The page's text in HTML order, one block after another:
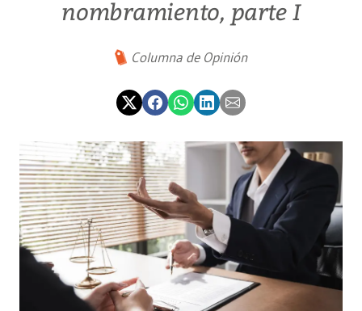
nombramiento, parte I
Columna de Opinión